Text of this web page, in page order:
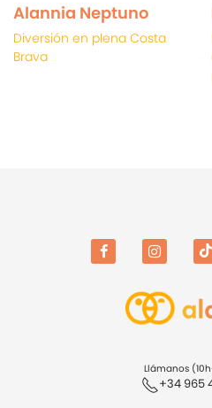
Alannia Neptuno
Diversión en plena Costa
Brava
FACEBOOK INSTAGRAM
Llámanos
+34 965